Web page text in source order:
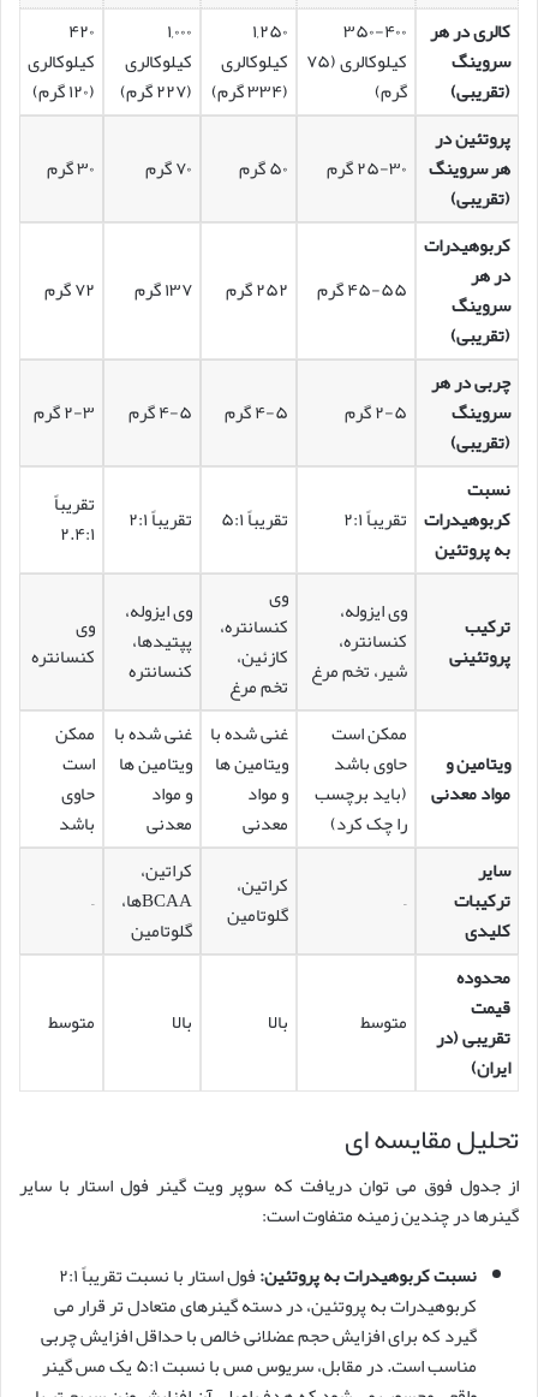
کالری در هر
سروینگ
(تقریبی)
۳۵۰-۴۰۰
کیلوکالری (۷۵
گرم)
۱,۲۵۰
کیلوکالری
(۳۳۴ گرم)
۱,۰۰۰
کیلوکالری
(۲۲۷ گرم)
۴۲۰
کیلوکالری
(۱۲۰ گرم)
پروتئین در
هر سروینگ
(تقریبی)
۲۵-۳۰ گرم ۵۰ گرم ۷۰ گرم ۳۰ گرم
کربوهیدرات
در هر
سروینگ
(تقریبی)
۴۵-۵۵ گرم ۲۵۲ گرم ۱۳۷ گرم ۷۲ گرم
چربی در هر
سروینگ
(تقریبی)
۲-۵ گرم ۴-۵ گرم ۴-۵ گرم ۲-۳ گرم
نسبت
کربوهیدرات
به پروتئین
تقریباً ۲:۱ تقریباً ۵:۱ تقریباً ۲:۱
تقریباً
۲.۴:۱
ترکیب
پروتئینی
وی ایزوله،
کنسانتره،
شیر، تخم مرغ
وی
کنسانتره،
کازئین،
تخم مرغ
وی ایزوله،
پپتیدها،
کنسانتره
وی
کنسانتره
ویتامین و
مواد معدنی
ممکن است
حاوی باشد
(باید برچسب
را چک کرد)
غنی شده با
ویتامین ها
و مواد
معدنی
غنی شده با
ویتامین ها
و مواد
معدنی
ممکن
است
حاوی
باشد
سایر
ترکیبات
کلیدی
–
کراتین،
گلوتامین
کراتین،
BCAAها،
گلوتامین
–
محدوده
قیمت
تقریبی (در
ایران)
متوسط بالا بالا متوسط
تحلیل مقایسه ای
از جدول فوق می توان دریافت که سوپر ویت گینر فول استار با سایر
گینرها در چندین زمینه متفاوت است:
نسبت کربوهیدرات به پروتئین:
فول استار با نسبت تقریباً ۲:۱
کربوهیدرات به پروتئین، در دسته گینرهای متعادل تر قرار می
گیرد که برای افزایش حجم عضلانی خالص با حداقل افزایش چربی
مناسب است. در مقابل، سریوس مس با نسبت ۵:۱ یک مس گینر